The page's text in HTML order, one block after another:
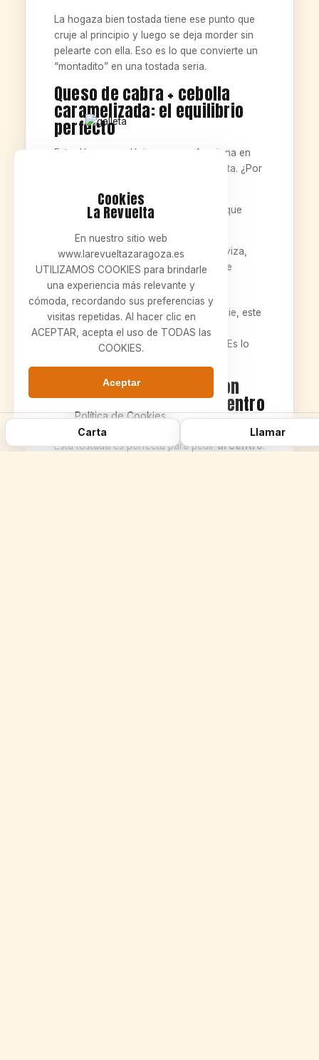
La hogaza bien tostada tiene ese punto que
cruje al principio y luego se deja morder sin
pelearte con ella. Eso es lo que convierte un
“montadito” en una tostada seria.
Queso de cabra + cebolla
caramelizada: el equilibrio
perfecto
Este dúo es un clásico porque funciona en
cualquier formato: tosta, burger, bocata. ¿Por
Elcabratiene carácter y un toque
Lacebolla caramelizada
suaviza,
endulza y te prepara el siguiente
bocado.
Y cuando encima metes solomillo y foie, este
dúo es el que evita que todo se vaya
“demasiado arriba”. Es el contrapeso. Es lo
Tostadas de solomillo con
foie para compartir: al centro
y sin discusiones
Esta tostada es perfecta para pediral centro.
Cookies
La Revuelta
En nuestro sitio web
www.larevueltazaragoza.es
UTILIZAMOS COOKIES para brindarle
una experiencia más relevante y
cómoda, recordando sus preferencias y
visitas repetidas. Al hacer clic en
ACEPTAR, acepta el uso de TODAS las
COOKIES.
Aceptar
Política de Cookies.
Carta
Llamar